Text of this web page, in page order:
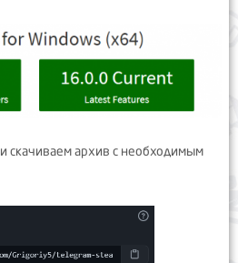
и скачиваем архив с необходимым